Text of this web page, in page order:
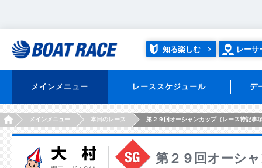
知る楽しむ レーサ
メインメニュー レーススケジュール デ
HOMEメインメニュー 本日のレース 第２９回オーシャンカップ（レース特記事
第２９回オーシ